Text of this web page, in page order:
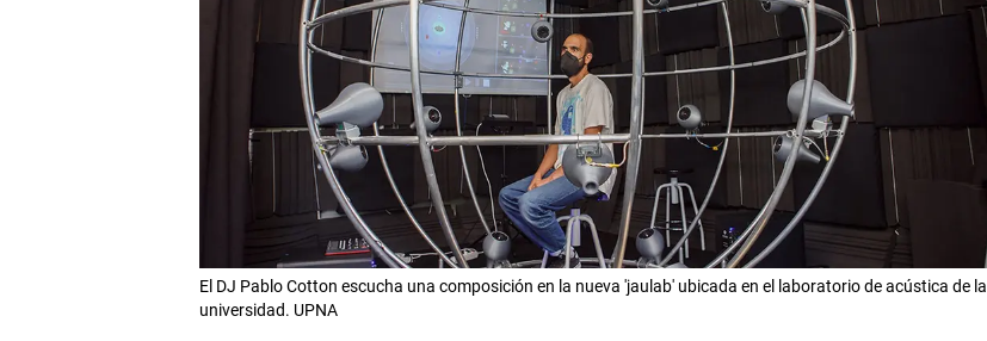
El DJ Pablo Cotton escucha una composición en la nueva 'jaulab' ubicada en el laboratorio de acústica de la
universidad. UPNA